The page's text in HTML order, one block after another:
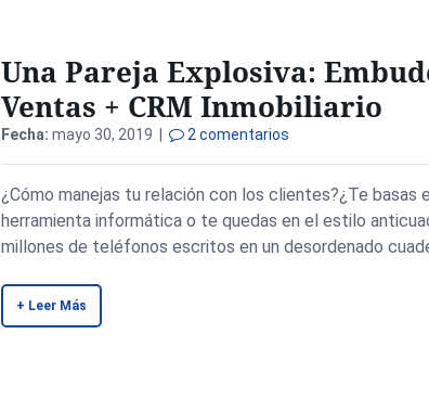
Una Pareja Explosiva:
Ventas + CRM Inmobiliario
Fecha: mayo 30, 2019 | 2 comentarios
¿Cómo manejas tu relación con los clientes?¿Te basas
herramienta informática o te quedas en el estilo
millones de teléfonos escritos en un desordenado
+ Leer Más